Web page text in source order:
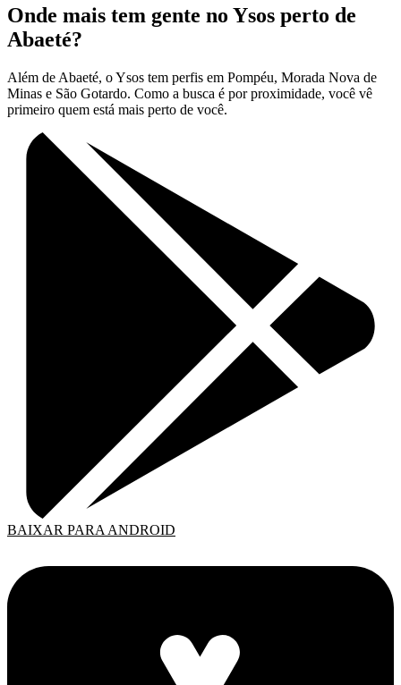
Onde mais tem gente no Ysos perto de
Abaeté?
Além de Abaeté, o Ysos tem perfis em Pompéu, Morada Nova de
Minas e São Gotardo. Como a busca é por proximidade, você vê
primeiro quem está mais perto de você.
BAIXAR PARA ANDROID